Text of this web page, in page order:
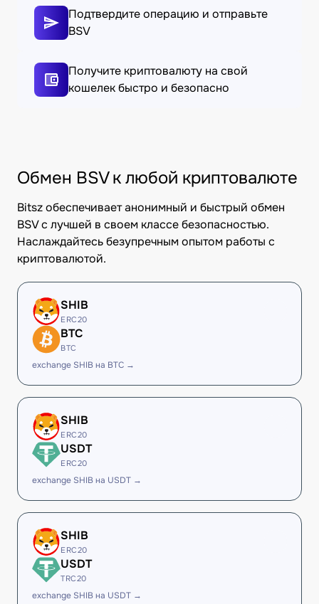
Подтвердите операцию и отправьте
BSV
Получите криптовалюту на свой
кошелек быстро и безопасно
Обмен BSV к любой криптовалюте
Bitsz обеспечивает анонимный и быстрый обмен
BSV с лучшей в своем классе безопасностью.
Наслаждайтесь безупречным опытом работы с
криптовалютой.
SHIB
ERC20
BTC
BTC
exchange SHIB на BTC →
SHIB
ERC20
USDT
ERC20
exchange SHIB на USDT →
SHIB
ERC20
USDT
TRC20
exchange SHIB на USDT →